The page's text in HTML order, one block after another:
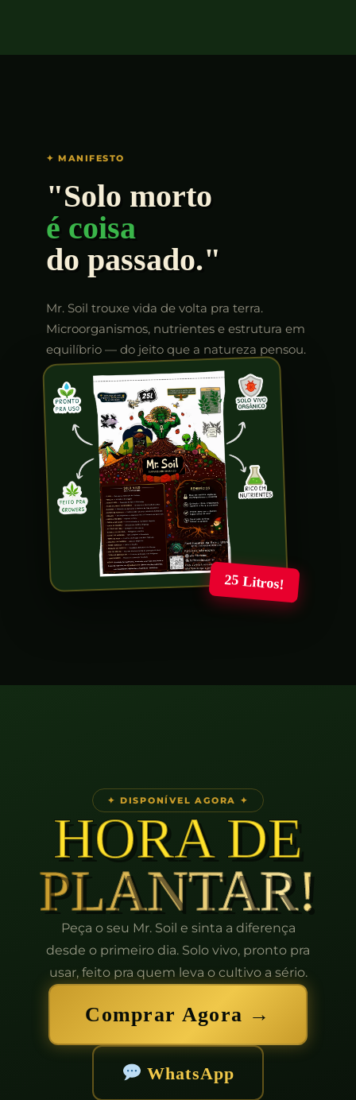
✦ MANIFESTO
"Solo morto
é coisa
do passado."
Mr. Soil trouxe vida de volta pra terra.
Microorganismos, nutrientes e estrutura em
equilíbrio — do jeito que a natureza pensou.
25 Litros!
✦ DISPONÍVEL AGORA ✦
HORA DE
PLANTAR!
Peça o seu Mr. Soil e sinta a diferença
desde o primeiro dia. Solo vivo, pronto pra
usar, feito pra quem leva o cultivo a sério.
Comprar Agora →
WhatsApp